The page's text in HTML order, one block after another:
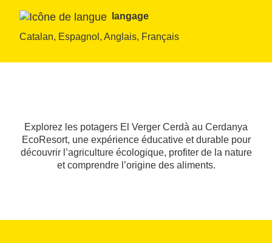
langage
Catalan, Espagnol, Anglais, Français
Explorez les potagers El Verger Cerdà au Cerdanya
EcoResort, une expérience éducative et durable pour
découvrir l’agriculture écologique, profiter de la nature
et comprendre l’origine des aliments.